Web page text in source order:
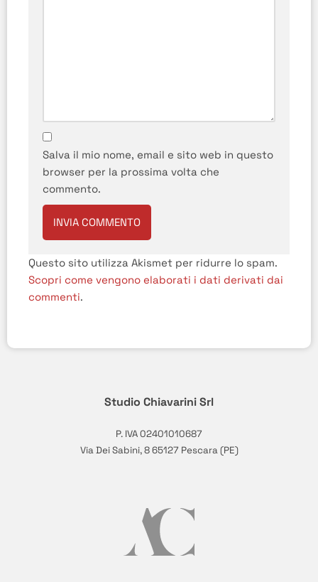
Salva il mio nome, email e sito web in questo
browser per la prossima volta che
commento.
Questo sito utilizza Akismet per ridurre lo spam.
Scopri come vengono elaborati i dati derivati dai
commenti.
Studio Chiavarini Srl
P. IVA 02401010687
Via Dei Sabini, 8 65127 Pescara (PE)